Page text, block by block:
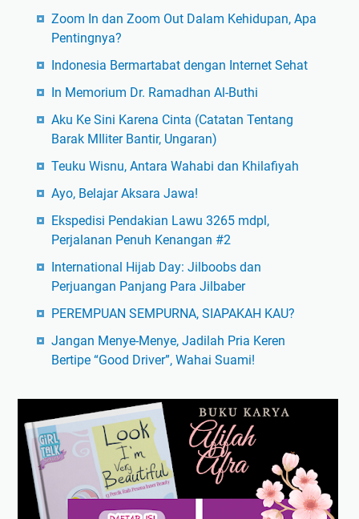
Zoom In dan Zoom Out Dalam Kehidupan, Apa
Pentingnya?
Indonesia Bermartabat dengan Internet Sehat
In Memorium Dr. Ramadhan Al-Buthi
Aku Ke Sini Karena Cinta (Catatan Tentang
Barak MIliter Bantir, Ungaran)
Teuku Wisnu, Antara Wahabi dan Khilafiyah
Ayo, Belajar Aksara Jawa!
Ekspedisi Pendakian Lawu 3265 mdpl,
Perjalanan Penuh Kenangan #2
International Hijab Day: Jilboobs dan
Perjuangan Panjang Para Jilbaber
PEREMPUAN SEMPURNA, SIAPAKAH KAU?
Jangan Menye-Menye, Jadilah Pria Keren
Bertipe “Good Driver”, Wahai Suami!